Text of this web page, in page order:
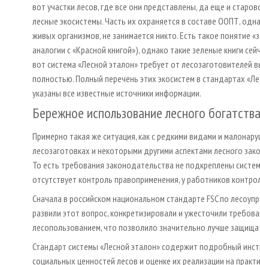
вот участки лесов, где все они представлены, да еще и
лесные экосистемы. Часть их охраняется в составе ООПТ,
живых организмов, не занимается никто. Есть такое понятие
аналогии с «Красной книгой»), однако такие зеленые книги
вот система «Лесной эталон» требует от лесозаготовителей
полностью. Полный перечень этих экосистем в стандартах
указаны все известные источники информации.
Бережное использование лесного
Примерно такая же ситуация, как с редкими видами и
лесозаготовках и некоторыми другими аспектами лесного
То есть требования законодательства не подкреплены
отсутствует контроль правоприменения, у работников
Сначала в российском национальном стандарте FSC по
развили этот вопрос, конкретизировали и ужесточили
лесопользованием, что позволило значительно лучше
Стандарт системы «Лесной эталон» содержит подробный
социальных ценностей лесов и оценке их реализации на